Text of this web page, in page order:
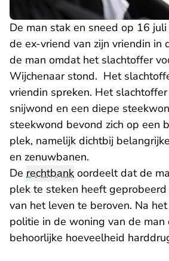
De man stak en sneed op 16
de ex-vriend van zijn vriendin in
de man omdat het slachtoffer
Wijchenaar stond. Het
vriendin spreken. Het
snijwond en een diepe
steekwond bevond zich op een
plek, namelijk dichtbij
en zenuwbanen.
De rechtbank oordeelt dat de
plek te steken heeft
van het leven te beroven. Na
politie in de woning van de man
behoorlijke hoeveelheid